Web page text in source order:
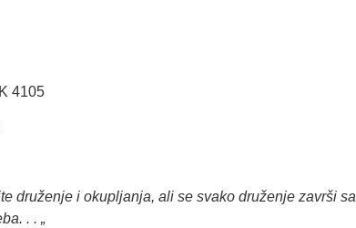
4105
druženje i okupljanja, ali se svako druženje završi
. . „